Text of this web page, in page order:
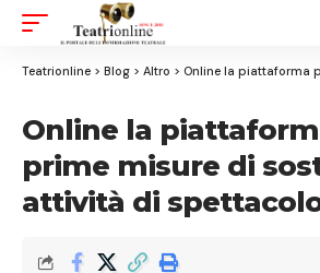
Teatrionline > Blog > Altro > Online la piattaforma per le prime
Online la
prime misure di
attività di